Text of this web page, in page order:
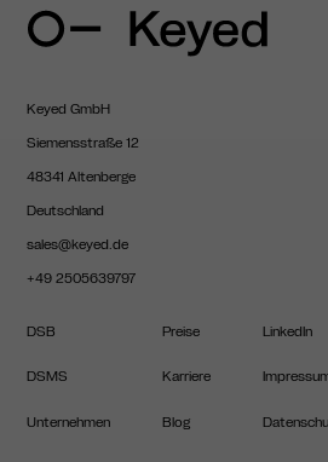
Keyed GmbH
Siemensstraße 12
48341 Altenberge
Deutschland
sales@keyed.de
+49 2505639797
DSB
DSMS
Unternehmen
Preise
Karriere
Blog
LinkedIn